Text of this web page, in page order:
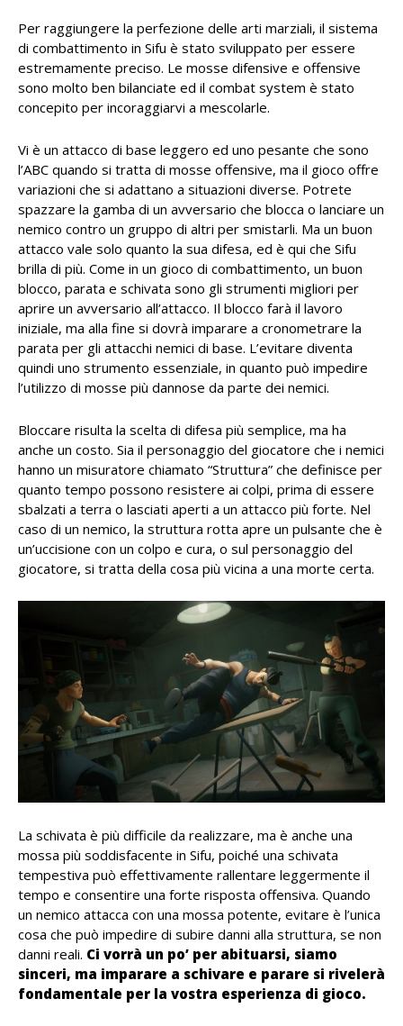
Per raggiungere la perfezione delle arti marziali, il sistema
di combattimento in Sifu è stato sviluppato per essere
estremamente preciso. Le mosse difensive e offensive
sono molto ben bilanciate ed il combat system è stato
concepito per incoraggiarvi a mescolarle.
Vi è un attacco di base leggero ed uno pesante che sono
l’ABC quando si tratta di mosse offensive, ma il gioco offre
variazioni che si adattano a situazioni diverse. Potrete
spazzare la gamba di un avversario che blocca o lanciare un
nemico contro un gruppo di altri per smistarli. Ma un buon
attacco vale solo quanto la sua difesa, ed è qui che Sifu
brilla di più. Come in un gioco di combattimento, un buon
blocco, parata e schivata sono gli strumenti migliori per
aprire un avversario all’attacco. Il blocco farà il lavoro
iniziale, ma alla fine si dovrà imparare a cronometrare la
parata per gli attacchi nemici di base. L’evitare diventa
quindi uno strumento essenziale, in quanto può impedire
l’utilizzo di mosse più dannose da parte dei nemici.
Bloccare risulta la scelta di difesa più semplice, ma ha
anche un costo. Sia il personaggio del giocatore che i nemici
hanno un misuratore chiamato “Struttura” che definisce per
quanto tempo possono resistere ai colpi, prima di essere
sbalzati a terra o lasciati aperti a un attacco più forte. Nel
caso di un nemico, la struttura rotta apre un pulsante che è
un’uccisione con un colpo e cura, o sul personaggio del
giocatore, si tratta della cosa più vicina a una morte certa.
La schivata è più difficile da realizzare, ma è anche una
mossa più soddisfacente in Sifu, poiché una schivata
tempestiva può effettivamente rallentare leggermente il
tempo e consentire una forte risposta offensiva. Quando
un nemico attacca con una mossa potente, evitare è l’unica
cosa che può impedire di subire danni alla struttura, se non
danni reali. Ci vorrà un po’ per abituarsi, siamo
sinceri, ma imparare a schivare e parare si rivelerà
fondamentale per la vostra esperienza di gioco.